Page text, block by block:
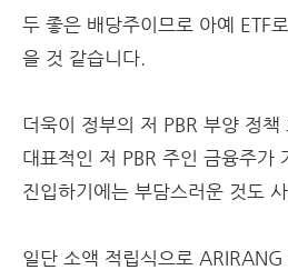
두 좋은 배당주이므로 아예 ETF
을 것 같습니다.
더욱이 정부의 저 PBR 부양 정책
대표적인 저 PBR 주인 금융주가
진입하기에는 부담스러운 것도
일단 소액 적립식으로